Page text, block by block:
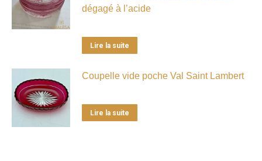
dégagé à l’acide
Lire la suite
Coupelle vide poche Val Saint Lambert
Lire la suite